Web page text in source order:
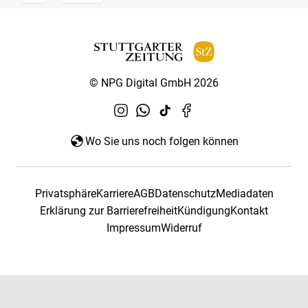
© NPG Digital GmbH 2026
Wo Sie uns noch folgen können
PrivatsphäreKarriereAGBDatenschutzMediadaten
Erklärung zur BarrierefreiheitKündigungKontakt
ImpressumWiderruf